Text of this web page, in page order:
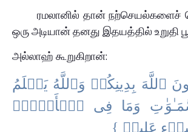
ரமலானில் தான் நற்செயல்களைச்
ஒரு அடியான் தனது இதயத்தில் உறுதி
அல்லாஹ் கூறுகிறான்:
ٱللَّهَ بِدِینِكُمۡ وَٱللَّهُ یَعۡلَمُ
ٰ⁠تِ وَمَا فِی ٱلۡأَرۡضِۚ
عَلِیمࣱ }